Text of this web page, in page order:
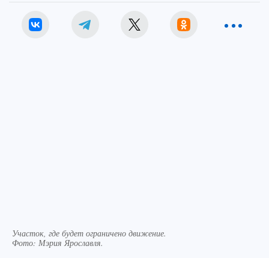
Участок, где будет ограничено движение.
Фото: Мэрия Ярославля.